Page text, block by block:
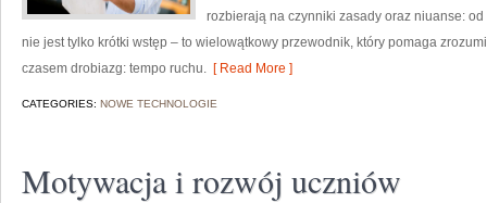
rozbierają na czynniki zasady oraz niuanse:
nie jest tylko krótki wstęp – to wielowątkowy przewodnik, który pomaga
czasem drobiazg: tempo ruchu. [ Read More ]
CATEGORIES: NOWE TECHNOLOGIE
Motywacja i rozwój uczniów